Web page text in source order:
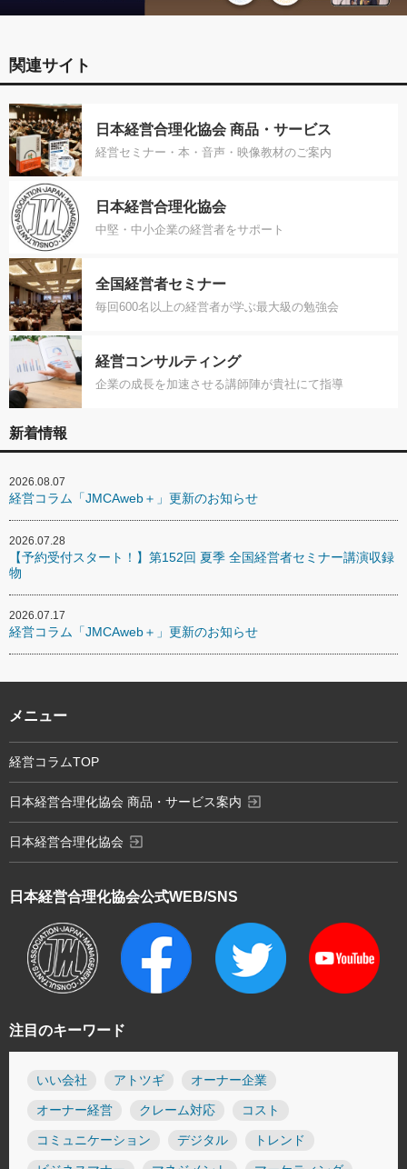
関連サイト
日本経営合理化協会 商品・サービス
経営セミナー・本・音声・映像教材のご案内
日本経営合理化協会
中堅・中小企業の経営者をサポート
全国経営者セミナー
毎回600名以上の経営者が学ぶ最大級の勉強会
経営コンサルティング
企業の成長を加速させる講師陣が貴社にて指導
新着情報
2026.08.07
経営コラム「JMCAweb＋」更新のお知らせ
2026.07.28
【予約受付スタート！】第152回 夏季 全国経営者セミナー講演収録
物
2026.07.17
経営コラム「JMCAweb＋」更新のお知らせ
注目のキーワード
いい会社 アトツギ オーナー企業
オーナー経営 クレーム対応 コスト
コミュニケーション デジタル トレンド
日本経営合理化協会公式WEB/SNS
メニュー
経営コラムTOP
日本経営合理化協会 商品・サービス案内 exit_to_app
日本経営合理化協会 exit_to_app